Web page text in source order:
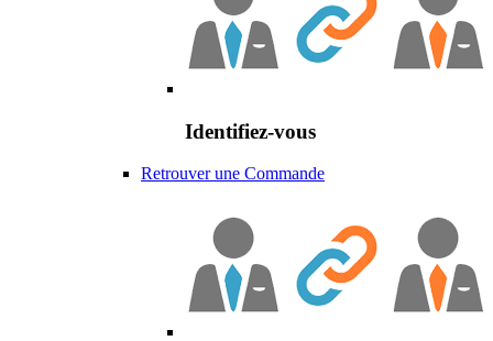
Identifiez-vous
Retrouver une Commande